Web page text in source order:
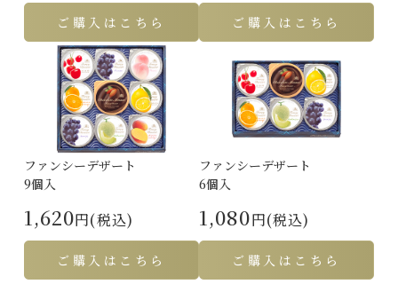
ご購入はこちら ご購入はこちら
ファンシーデザート
9個入
1,620円(税込)
ご購入はこちら
ファンシーデザート
6個入
1,080円(税込)
ご購入はこちら